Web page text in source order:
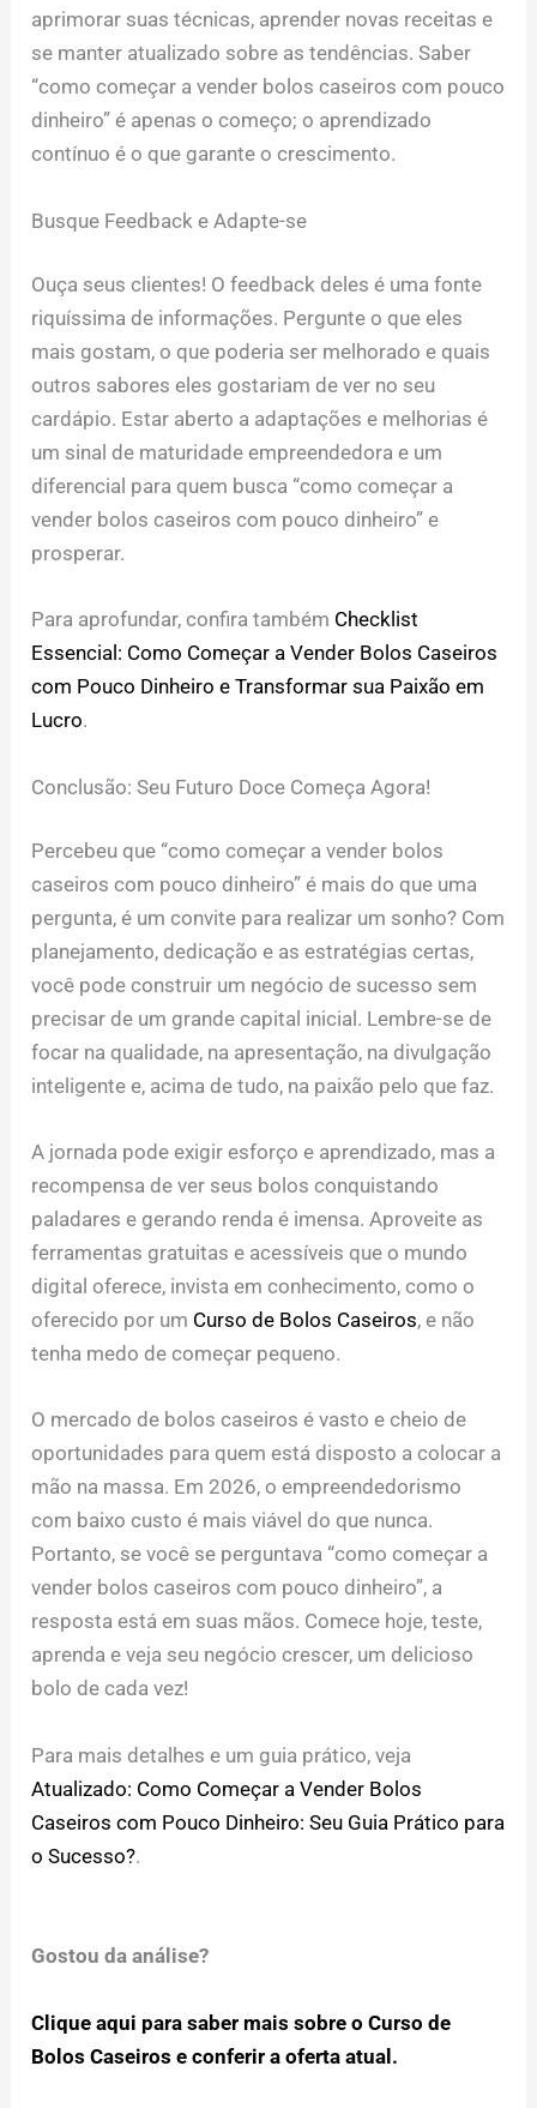
aprimorar suas técnicas, aprender novas receitas e
se manter atualizado sobre as tendências. Saber
“como começar a vender bolos caseiros com pouco
dinheiro” é apenas o começo; o aprendizado
contínuo é o que garante o crescimento.
Busque Feedback e Adapte-se
Ouça seus clientes! O feedback deles é uma fonte
riquíssima de informações. Pergunte o que eles
mais gostam, o que poderia ser melhorado e quais
outros sabores eles gostariam de ver no seu
cardápio. Estar aberto a adaptações e melhorias é
um sinal de maturidade empreendedora e um
diferencial para quem busca “como começar a
vender bolos caseiros com pouco dinheiro” e
prosperar.
Para aprofundar, confira também Checklist
Essencial: Como Começar a Vender Bolos Caseiros
com Pouco Dinheiro e Transformar sua Paixão em
Lucro.
Conclusão: Seu Futuro Doce Começa Agora!
Percebeu que “como começar a vender bolos
caseiros com pouco dinheiro” é mais do que uma
pergunta, é um convite para realizar um sonho? Com
planejamento, dedicação e as estratégias certas,
você pode construir um negócio de sucesso sem
precisar de um grande capital inicial. Lembre-se de
focar na qualidade, na apresentação, na divulgação
inteligente e, acima de tudo, na paixão pelo que faz.
A jornada pode exigir esforço e aprendizado, mas a
recompensa de ver seus bolos conquistando
paladares e gerando renda é imensa. Aproveite as
ferramentas gratuitas e acessíveis que o mundo
digital oferece, invista em conhecimento, como o
oferecido por um Curso de Bolos Caseiros, e não
tenha medo de começar pequeno.
O mercado de bolos caseiros é vasto e cheio de
oportunidades para quem está disposto a colocar a
mão na massa. Em 2026, o empreendedorismo
com baixo custo é mais viável do que nunca.
Portanto, se você se perguntava “como começar a
vender bolos caseiros com pouco dinheiro”, a
resposta está em suas mãos. Comece hoje, teste,
aprenda e veja seu negócio crescer, um delicioso
bolo de cada vez!
Para mais detalhes e um guia prático, veja
Atualizado: Como Começar a Vender Bolos
Caseiros com Pouco Dinheiro: Seu Guia Prático para
o Sucesso?.
Gostou da análise?
Clique aqui para saber mais sobre o Curso de
Bolos Caseiros e conferir a oferta atual.